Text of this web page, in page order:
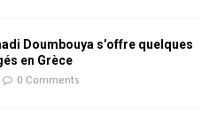
Doumbouya s’offre quelques
en Grèce
0 Comments